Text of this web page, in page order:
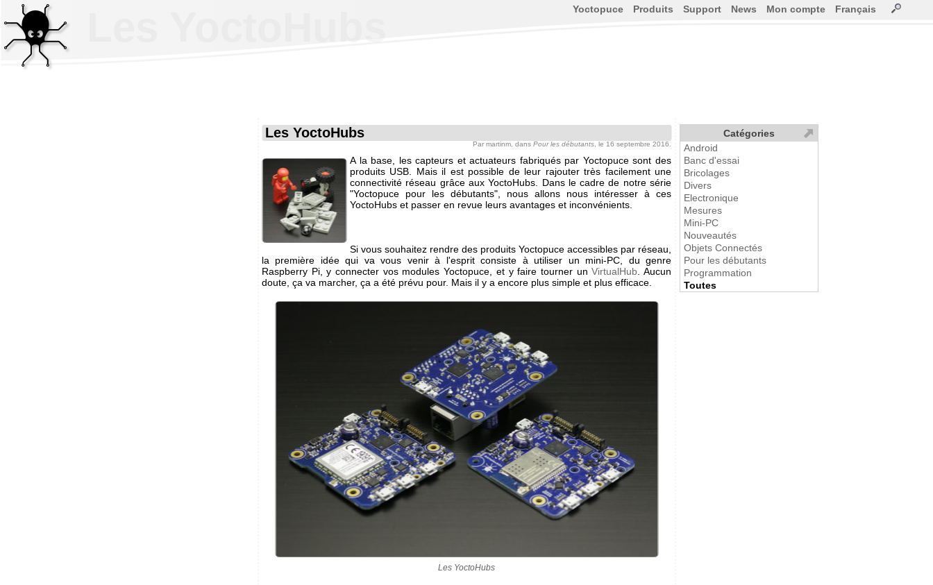
Les YoctoHubs
Par martinm , dans Pour les débutants , le 16 septembre 2016.
A la base, les capteurs et actuateurs fabriqués par Yoctopuce sont des
produits USB. Mais il est possible de leur rajouter très facilement une
connectivité réseau grâce aux YoctoHubs. Dans le cadre de notre série
"Yoctopuce pour les débutants", nous allons nous intéresser à ces
YoctoHubs et passer en revue leurs avantages et inconvénients.
Si vous souhaitez rendre des produits Yoctopuce accessibles par réseau,
la première idée qui va vous venir à l'esprit consiste à utiliser un mini-PC, du genre
Raspberry Pi, y connecter vos modules Yoctopuce, et y faire tourner unVirtualHub . Aucun
doute, ça va marcher, ça a été prévu pour. Mais il y a encore plus simple et plus efficace.
Les YoctoHubs
Yoctopuce Produits Support News Mon compte Français
Catégories
Android
Banc d'essai
Bricolages
Divers
Electronique
Mesures
Mini-PC
Nouveautés
Objets Connectés
Pour les débutants
Programmation
Toutes